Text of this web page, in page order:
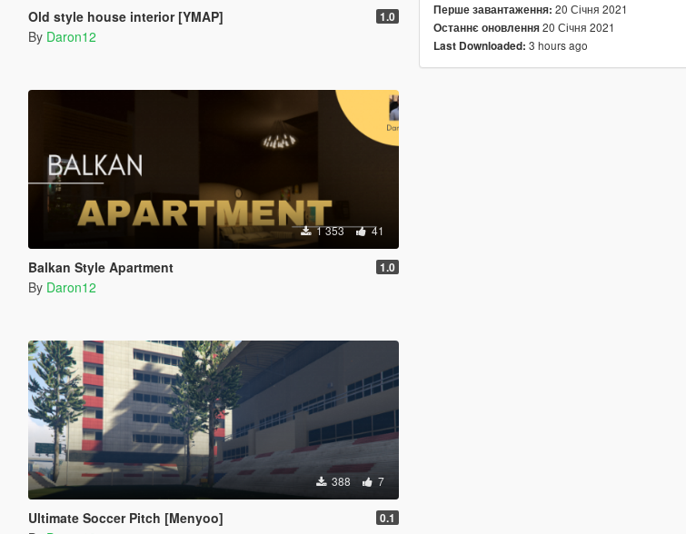
Old style house interior [YMAP] 1.0
By Daron12
1 353 41
Balkan Style Apartment 1.0
By Daron12
388 7
Ultimate Soccer Pitch [Menyoo] 0.1
Перше завантаження: 20 Січня 2021
Останнє оновлення20 Січня 2021
Last Downloaded: 3 hours ago